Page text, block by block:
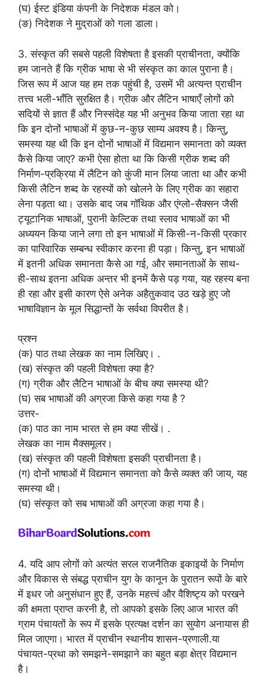
(घ) ईस्ट इंडिया कंपनी के निदेशक मंडल को।
(ङ) निदेशक ने मुद्राओं को गला डाला।
3. संस्कृत की सबसे पहली विशेषता है इसकी प्राचीनता, क्योंकि
हम जानते हैं कि ग्रीक भाषा से भी संस्कृत का काल पुराना है।
जिस रूप में आज यह हम तक पहुंची है, उसमें भी अत्यन्त प्राचीन
तत्त्व भली-भाँति सुरक्षित है। ग्रीक और लैटिन भाषाएँ लोगों को
सदियों से ज्ञात हैं और निस्संदेह यह भी अनुभव किया जाता रहा था
कि इन दोनों भाषाओं में कुछ-न-कुछ साम्य अवश्य है। किन्तु,
समस्या यह थी कि इन दोनों भाषाओं में विद्यमान समानता को व्यक्त
कैसे किया जाए? कभी ऐसा होता था कि किसी ग्रीक शब्द की
निर्माण-प्रक्रिया में लैटिन को कुंजी मान लिया जाता था और कभी
किसी लैटिन शब्द के रहस्यों को खोलने के लिए ग्रीक का सहारा
लेना पड़ता था। उसके बाद जब गॉथिक और एंग्लो-सैक्सन जैसी
ट्यूटानिक भाषाओं, पुरानी केल्टिक तथा स्लाव भाषाओं का भी
अध्ययन किया जाने लगा तो इन भाषाओं में किसी-न-किसी प्रकार
का पारिवारिक सम्बन्ध स्वीकार करना ही पड़ा। किन्तु, इन भाषाओं
में इतनी अधिक समानता कैसे आ गई, और समानताओं के साथ-
ही-साथ इतना अधिक अन्तर भी इनमें कैसे पड़ गया, यह रहस्य बना
ही रहा और इसी कारण ऐसे अनेक अहैतुकवाद उठ खड़े हुए जो
भाषाविज्ञान के मूल सिद्धान्तों के सर्वथा विपरीत है।
प्रश्न
(क) पाठ तथा लेखक का नाम लिखिए। .
(ख) संस्कृत की पहली विशेषता क्या है?
(ग) ग्रीक और लैटिन भाषाओं के बीच क्या समस्या थी?
(घ) सब भाषाओं की अग्रजा किसे कहा गया है ?
उत्तर-
(क) पाठ का नाम भारत से हम क्या सीखें। .
लेखक का नाम मैक्समूलर।
(ख) संस्कृत की पहली विशेषता इसकी प्राचीनता है।
(ग) दोनों भाषाओं में विद्यमान समानता को कैसे व्यक्त की जाय, यह
समस्या थी।
(घ) संस्कृत को सब भाषाओं की अग्रजा कहा गया है।
4. यदि आप लोगों को अत्यंत सरल राजनैतिक इकाइयों के निर्माण
और विकास से संबद्ध प्राचीन युग के कानून के पुरातन रूपों के बारे
में इधर जो अनुसंधान हुए हैं, उनके महत्त्वं और वैशिष्ट्य को परखने
की क्षमता प्राप्त करनी है, तो आपको इसके लिए आज भारत की
ग्राम पंचायतों के रूप में इसके प्रत्यक्ष दर्शन का सुयोग अनायास ही
मिल जाएगा। भारत में प्राचीन स्थानीय शासन-प्रणाली.या
पंचायत-प्रथा को समझने-समझाने का बहुत बड़ा क्षेत्र विद्यमान
है।